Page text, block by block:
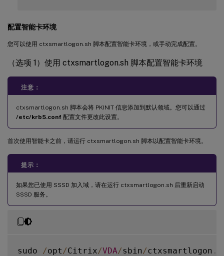
配置智能卡环境
您可以使用 ctxsmartlogon.sh 脚本配置智能卡环境，或手动完成配置。
（选项 1）使用 ctxsmartlogon.sh 脚本配置智能卡环境
注意：
ctxsmartlogon.sh 脚本会将 PKINIT 信息添加到默认领域。您可以通过
/etc/krb5.conf 配置文件更改此设置。
首次使用智能卡之前，请运行 ctxsmartlogon.sh 脚本以配置智能卡环境。
提示：
如果您已使用 SSSD 加入域，请在运行 ctxsmartlogon.sh 后重新启动
SSSD 服务。
sudo /opt /Citrix/VDA/sbin/ctxsmartlogon .